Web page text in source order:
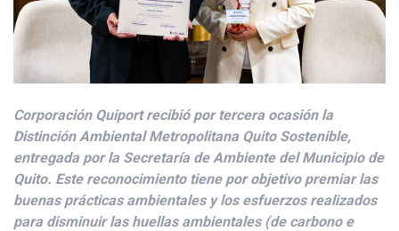
Corporación Quiport recibió por tercera ocasión la
Distinción Ambiental Metropolitana Quito Sostenible,
entregada por la Secretaría de Ambiente del Municipio de
Quito. Este reconocimiento tiene por objetivo premiar las
buenas prácticas ambientales y los esfuerzos realizados
para disminuir las huellas ambientales (de carbono e